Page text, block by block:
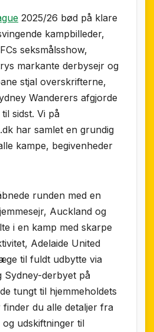
2025/26 bød på klare
kampbilleder,
seksmålsshow,
markante derbysejr og
stjal overskrifterne,
Wanderers afgjorde
sidst. Vi på
har samlet en grundig
kampe, begivenheder
runden med en
Auckland og
i en kamp med skarpe
Adelaide United
til fuldt udbytte via
Sydney-derbyet på
tungt til hjemmeholdets
du alle detaljer fra
udskiftninger til